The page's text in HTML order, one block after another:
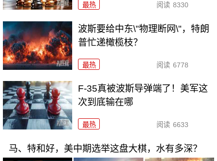
最热 阅读 8330
波斯要给中东\"物理断网\"，特朗
普忙递橄榄枝？
最热 阅读 6778
F-35真被波斯导弹端了！美军这
次到底输在哪
最热 阅读 6633
马、特和好，美中期选举这盘大棋，水有多深？